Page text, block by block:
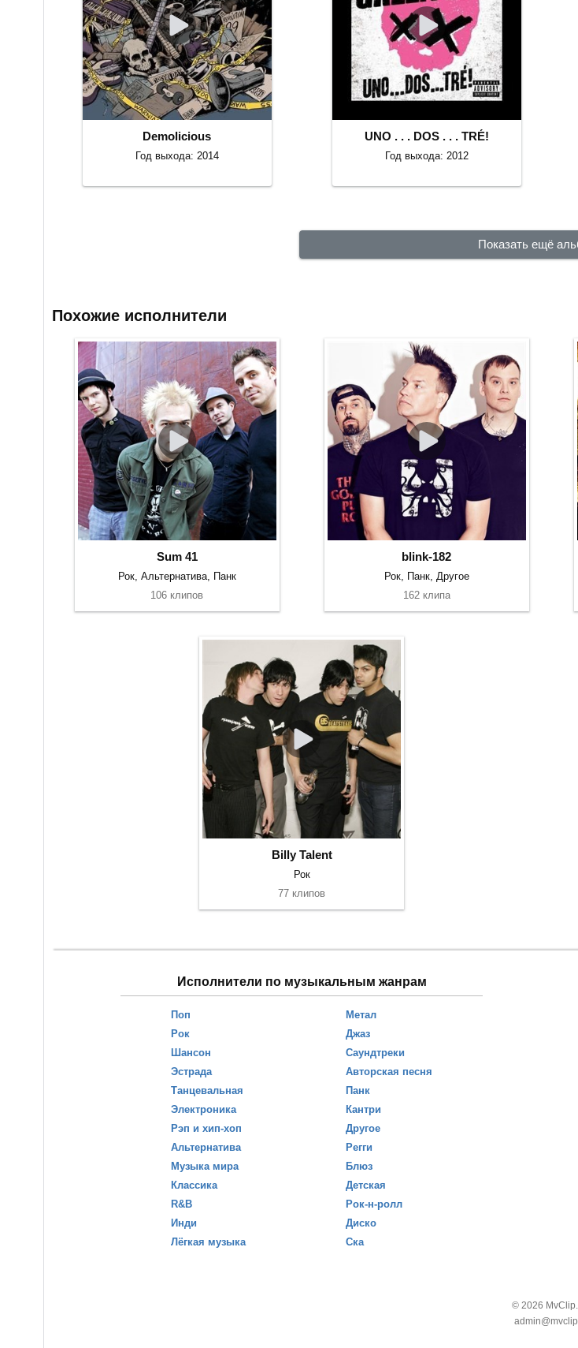
Demolicious
Год выхода: 2014
UNO . . . DOS . . . TRÉ!
Год выхода: 2012
Показать ещё
Похожие исполнители
Sum 41
Рок, Альтернатива, Панк
106 клипов
blink-182
Рок, Панк, Другое
162 клипа
Billy Talent
Рок
77 клипов
Исполнители по музыкальным жанрам
Поп
Рок
Шансон
Эстрада
Танцевальная
Электроника
Рэп и хип-хоп
Альтернатива
Музыка мира
Классика
R&B
Инди
Лёгкая музыка
Метал
Джаз
Саундтреки
Авторская песня
Панк
Кантри
Другое
Регги
Блюз
Детская
Рок-н-ролл
Диско
Ска
© 2026